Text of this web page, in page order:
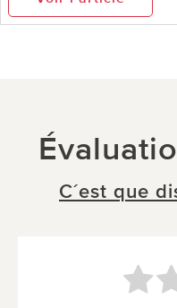
C´est que